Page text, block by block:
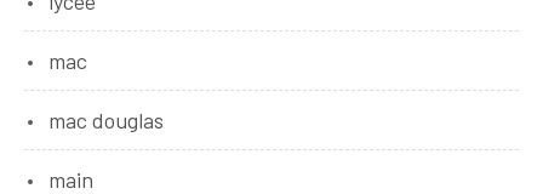
mac
mac douglas
main